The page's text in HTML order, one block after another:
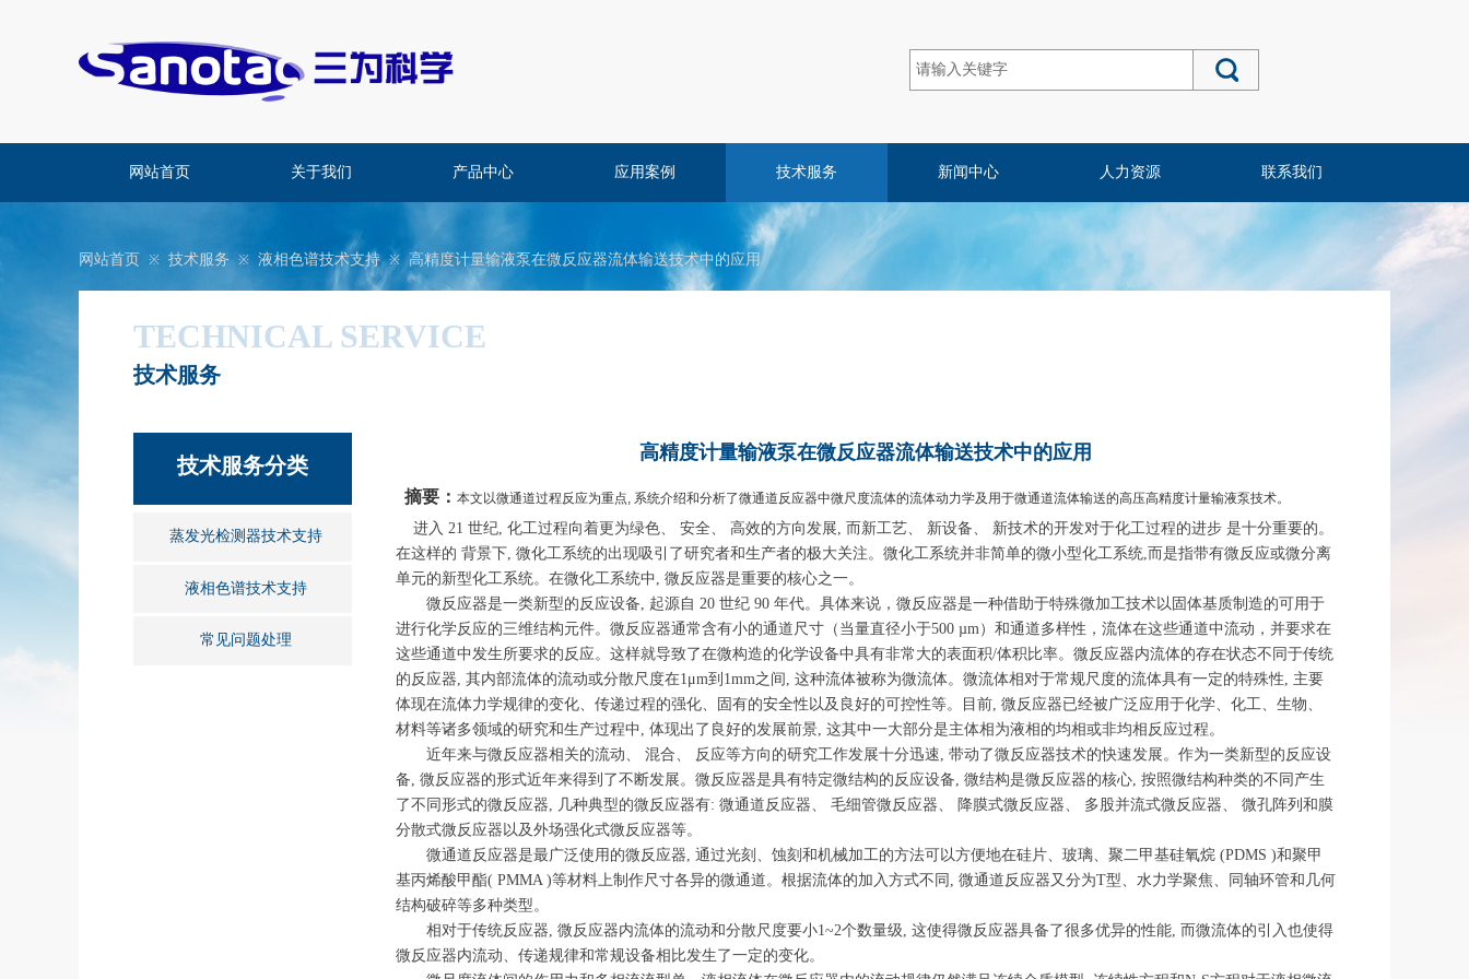
网站首页 关于我们 产品中心 应用案例 技术服务 新闻中心 人力资源 联系我们
网站首页 ※ 技术服务 ※ 液相色谱技术支持 ※ 高精度计量输液泵在微反应器流体输送技术中的应用
​技术服务分类
蒸发光检测器技术支持
液相色谱技术支持
常见问题处理
TECHNICAL SERVICE
技术服务
高精度计量输液泵在微反应器流体输送技术中的应用
摘要： 本文以微通道过程反应为重点, 系统介绍和分析了微通道反应器中微尺度流体的流体动力学及用于微通道流体输送的高压高精度计量输液泵技术。
进入 21 世纪, 化工过程向着更为绿色、 安全、 高效的方向发展, 而新工艺、 新设备、 新技术的开发对于化工过程的进步 是十分重要的。
在这样的 背景下, 微化工系统的出现吸引了研究者和生产者的极大关注。微化工系统并非简单的微小型化工系统,而是指带有微反应或微分离
单元的新型化工系统。在微化工系统中, 微反应器是重要的核心之一。
微反应器是一类新型的反应设备, 起源自 20 世纪 90 年代。具体来说，微反应器是一种借助于特殊微加工技术以固体基质制造的可用于
进行化学反应的三维结构元件。微反应器通常含有小的通道尺寸（当量直径小于500 µm）和通道多样性，流体在这些通道中流动，并要求在
这些通道中发生所要求的反应。这样就导致了在微构造的化学设备中具有非常大的表面积/体积比率。微反应器内流体的存在状态不同于传统
的反应器, 其内部流体的流动或分散尺度在1μm到1mm之间, 这种流体被称为微流体。微流体相对于常规尺度的流体具有一定的特殊性, 主要
体现在流体力学规律的变化、传递过程的强化、固有的安全性以及良好的可控性等。目前, 微反应器已经被广泛应用于化学、化工、生物、
材料等诸多领域的研究和生产过程中, 体现出了良好的发展前景, 这其中一大部分是主体相为液相的均相或非均相反应过程。
近年来与微反应器相关的流动、 混合、 反应等方向的研究工作发展十分迅速, 带动了微反应器技术的快速发展。作为一类新型的反应设
备, 微反应器的形式近年来得到了不断发展。微反应器是具有特定微结构的反应设备, 微结构是微反应器的核心, 按照微结构种类的不同产生
了不同形式的微反应器, 几种典型的微反应器有: 微通道反应器、 毛细管微反应器、 降膜式微反应器、 多股并流式微反应器、 微孔阵列和膜
分散式微反应器以及外场强化式微反应器等。
微通道反应器是最广泛使用的微反应器, 通过光刻、蚀刻和机械加工的方法可以方便地在硅片、玻璃、聚二甲基硅氧烷 (PDMS )和聚甲
基丙烯酸甲酯( PMMA )等材料上制作尺寸各异的微通道。根据流体的加入方式不同, 微通道反应器又分为T型、水力学聚焦、同轴环管和几何
结构破碎等多种类型。
相对于传统反应器, 微反应器内流体的流动和分散尺度要小1~2个数量级, 这使得微反应器具备了很多优异的性能, 而微流体的引入也使得
微反应器内流动、传递规律和常规设备相比发生了一定的变化。